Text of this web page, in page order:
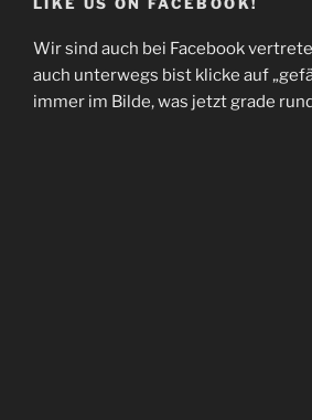
LIKE US ON FACEBOOK!
Wir sind auch bei Facebook
auch unterwegs bist klicke auf
immer im Bilde, was jetzt grade